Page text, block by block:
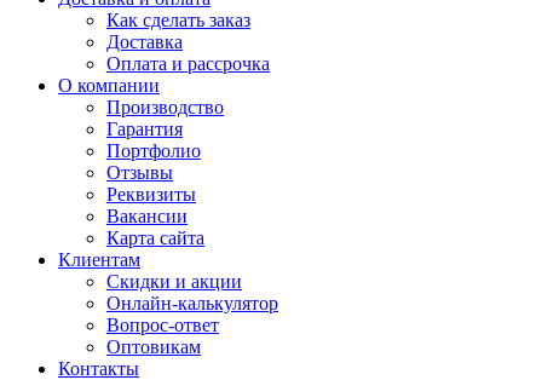
Как сделать заказ
Доставка
Оплата и рассрочка
О компании
Производство
Гарантия
Портфолио
Отзывы
Реквизиты
Вакансии
Карта сайта
Клиентам
Скидки и акции
Онлайн-калькулятор
Вопрос-ответ
Оптовикам
Контакты